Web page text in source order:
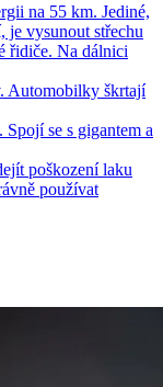
na 55 km. Jediné,
je vysunout střechu
řidiče. Na dálnici
Automobilky škrtají
se s gigantem a
poškození laku
používat